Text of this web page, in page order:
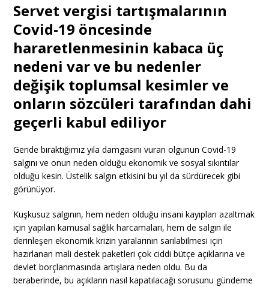
Servet vergisi tartışmalarının
Covid-19 öncesinde
hararetlenmesinin kabaca üç
nedeni var ve bu nedenler
değişik toplumsal kesimler ve
onların sözcüleri tarafından dahi
geçerli kabul ediliyor
Geride bıraktığımız yıla damgasını vuran olgunun Covid-19
salgını ve onun neden olduğu ekonomik ve sosyal sıkıntılar
olduğu kesin. Üstelik salgın etkisini bu yıl da sürdürecek gibi
görünüyor.
Kuşkusuz salgının, hem neden olduğu insani kayıpları azaltmak
için yapılan kamusal sağlık harcamaları, hem de salgın ile
derinleşen ekonomik krizin yaralarının sarılabilmesi için
hazırlanan mali destek paketleri çok ciddi bütçe açıklarına ve
devlet borçlanmasında artışlara neden oldu. Bu da
beraberinde, bu açıkların nasıl kapatılacağı sorusunu gündeme